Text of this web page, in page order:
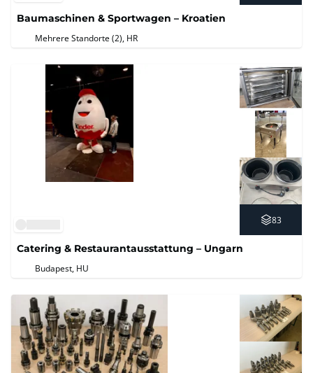
Baumaschinen & Sportwagen – Kroatien
Mehrere Standorte (2) , HR
83
Catering & Restaurantausstattung – Ungarn
Budapest, HU